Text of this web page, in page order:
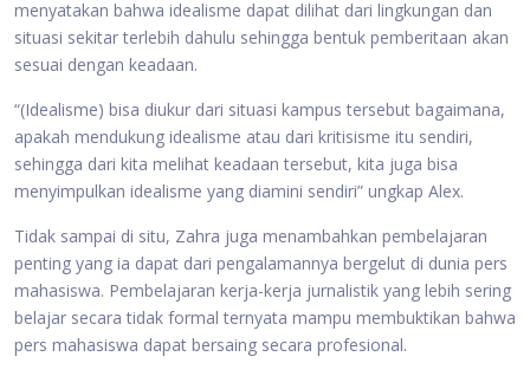
menyatakan bahwa idealisme dapat dilihat dari lingkungan dan
situasi sekitar terlebih dahulu sehingga bentuk pemberitaan akan
sesuai dengan keadaan.
“(Idealisme) bisa diukur dari situasi kampus tersebut bagaimana,
apakah mendukung idealisme atau dari kritisisme itu sendiri,
sehingga dari kita melihat keadaan tersebut, kita juga bisa
menyimpulkan idealisme yang diamini sendiri” ungkap Alex.
Tidak sampai di situ, Zahra juga menambahkan pembelajaran
penting yang ia dapat dari pengalamannya bergelut di dunia pers
mahasiswa. Pembelajaran kerja-kerja jurnalistik yang lebih sering
belajar secara tidak formal ternyata mampu membuktikan bahwa
pers mahasiswa dapat bersaing secara profesional.